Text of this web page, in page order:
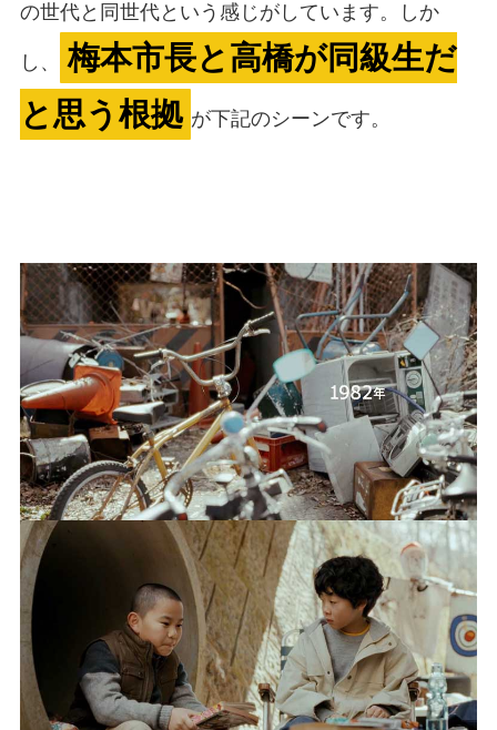
の世代と同世代という感じがしています。しか
し、
梅本市長と高橋が同級生だ
と思う根拠 が下記のシーンです。